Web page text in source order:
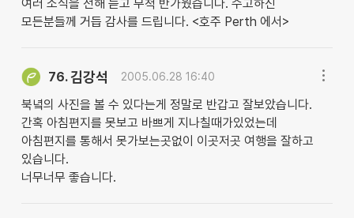
여러 소식을 전해 듣고 무척 반가웠습니다. 수고하신
모든분들께 거듭 감사를 드립니다. <호주 Perth 에서>
76.김강석 2005.06.28 16:40
북녘의 사진을 볼 수 있다는게 정말로 반갑고 잘보았습니다.
간혹 아침편지를 못보고 바쁘게 지나칠때가있었는데
아침편지를 통해서 못가보는곳없이 이곳저곳 여행을 잘하고
있습니다.
너무너무 좋습니다.